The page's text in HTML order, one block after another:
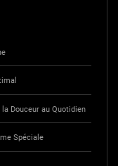
Douceur au Quotidien
Spéciale